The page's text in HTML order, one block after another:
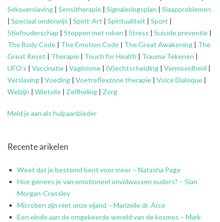
Seksverslaving | Sensitherapie | Signaleringsplan | Slaapproblemen
| Speciaal onderwijs | Spirit-Art | Spiritualiteit | Sport |
Stiefouderschap | Stoppen met roken | Stress | Suïcide preventie |
The Body Code | The Emotion Code | The Great Awakening | The
Great Reset | Therapie | Touch for Health | Trauma Tekenen |
UFO’s | Vaccinatie | Vaginisme | (V)echtscheiding | Vermoeidheid |
Verslaving | Voeding | Voetreflexzone therapie | Voice Dialoque |
Welzijn | Wietolie | Zelfheling | Zorg
Meld je aan als hulpaanbieder
Recente arikelen
Weet dat je bestemd bent voor meer – Natasha Page
Hoe genees je van emotioneel onvolwassen ouders? – Sian
Morgan-Crossley
Microben zijn niet onze vijand – Marizelle dr. Arce
Een einde aan de omgekeerde wereld van de kosmos – Mark